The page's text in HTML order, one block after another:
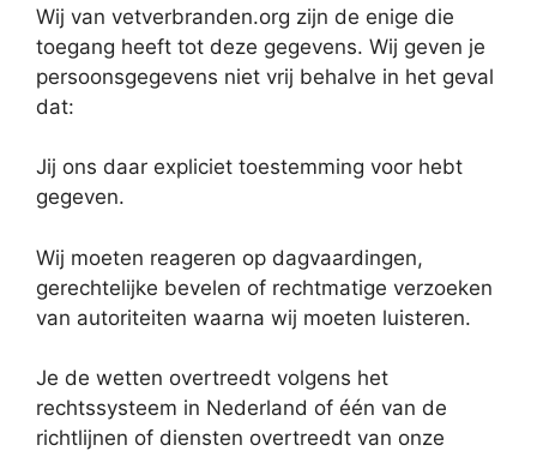
Wij van vetverbranden.org zijn de enige die
toegang heeft tot deze gegevens. Wij geven je
persoonsgegevens niet vrij behalve in het geval
dat:
Jij ons daar expliciet toestemming voor hebt
gegeven.
Wij moeten reageren op dagvaardingen,
gerechtelijke bevelen of rechtmatige verzoeken
van autoriteiten waarna wij moeten luisteren.
Je de wetten overtreedt volgens het
rechtssysteem in Nederland of één van de
richtlijnen of diensten overtreedt van onze